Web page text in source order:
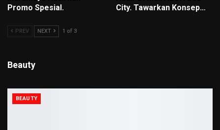
Promo Spesial.
City. Tawarkan Konsep…
PREV NEXT 1 of 3
Beauty
BEAUTY